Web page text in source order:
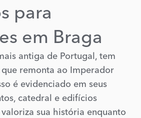
para
em Braga
antiga de Portugal, tem
remonta ao Imperador
é evidenciado em seus
catedral e edifícios
sua história enquanto